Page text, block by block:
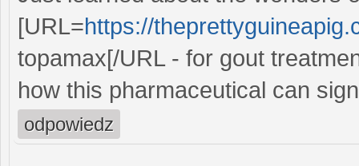
[URL=https://
topamax[/URL - for gout
how this pharmaceutical can
odpowiedz